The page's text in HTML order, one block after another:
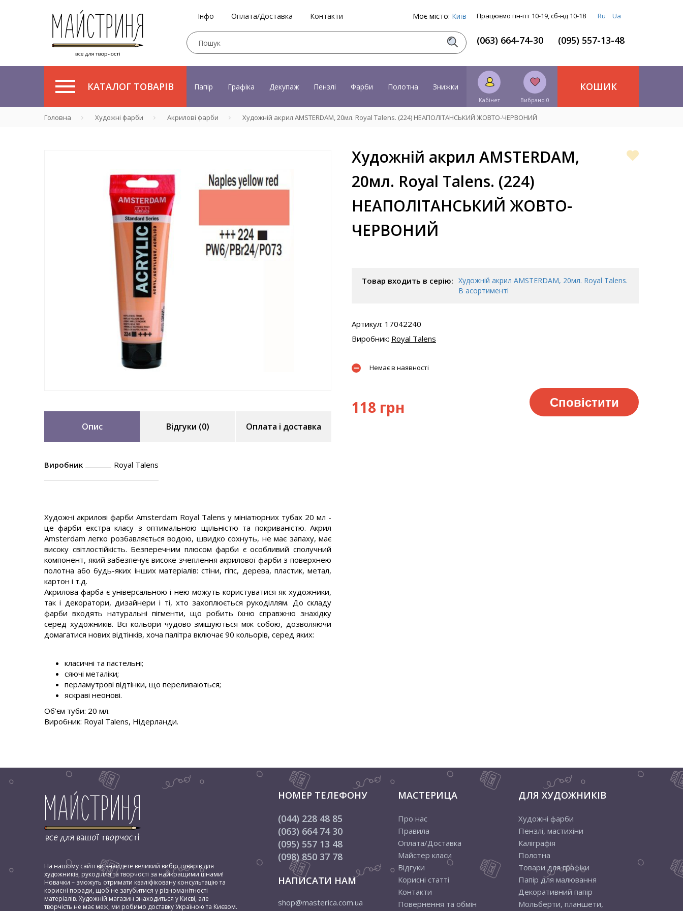
Інфо Оплата/Доставка Контакти Моє місто: Київ Працюємо пн-пт 10-19, сб-нд 10-18 Ru Ua
(063) 664-74-30 (095) 557-13-48
КАТАЛОГ ТОВАРІВ Папір Графіка Декупаж Пензлі Фарби Полотна Знижки
Кабінет Вибрано 0
КОШИК
Головна Художні фарби Акрилові фарби Художній акрил AMSTERDAM, 20мл. Royal Talens. (224) НЕАПОЛІТАНСЬКИЙ ЖОВТО-ЧЕРВОНИЙ
Опис Відгуки (0) Оплата і доставка
Виробник Royal Talens
Художні акрилові фарби Amsterdam Royal Talens у мініатюрних тубах 20 мл -
це фарби екстра класу з оптимальною щільністю та покриваністю. Акрил
Amsterdam легко розбавляється водою, швидко сохнуть, не має запаху, має
високу світлостійкість. Безперечним плюсом фарби є особливий сполучний
компонент, який забезпечує високе зчеплення акрилової фарби з поверхнею
полотна або будь-яких інших матеріалів: стіни, гіпс, дерева, пластик, метал,
картон і т.д.
Акрилова фарба є універсальною і нею можуть користуватися як художники,
так і декоратори, дизайнери і ті, хто захоплюється рукоділлям. До складу
фарби входять натуральні пігменти, що робить їхню справжню знахідку
серед художників. Всі кольори чудово змішуються між собою, дозволяючи
домагатися нових відтінків, хоча палітра включає 90 кольорів, серед яких:
класичні та пастельні;
сяючі металіки;
перламутрові відтінки, що переливаються;
яскраві неонові.
Об'єм туби: 20 мл.
Виробник: Royal Talens, Нідерланди.
Художній акрил AMSTERDAM,
20мл. Royal Talens. (224)
НЕАПОЛІТАНСЬКИЙ ЖОВТО-
ЧЕРВОНИЙ
Товар входить в серію: Художній акрил AMSTERDAM, 20мл. Royal Talens.
В асортименті
Артикул: 17042240
Виробник: Royal Talens
Немає в наявності
118 грн Сповістити
На нашому сайті ви знайдете великий вибір товарів для
художників, рукоділля та творчості за найкращими цінами!
Новачки – зможуть отримати кваліфіковану консультацію та
корисні поради, щоб не загубитися у різноманітності
матеріалів. Художній магазин знаходиться у Києві, але
творчість не має меж, ми робимо доставку Україною та Києвом.
НОМЕР ТЕЛЕФОНУ
(044) 228 48 85
(063) 664 74 30
(095) 557 13 48
(098) 850 37 78
НАПИСАТИ НАМ
shop@masterica.com.ua
МАСТЕРИЦА
Про нас
Правила
Оплата/Доставка
Майстер класи
Відгуки
Корисні статті
Контакти
Повернення та обмін
ДЛЯ ХУДОЖНИКІВ
Художні фарби
Пензлі, мастихіни
Каліграфія
Полотна
Товари для графіки
Папір для малювання
Декоративний папір
Мольберти, планшети,